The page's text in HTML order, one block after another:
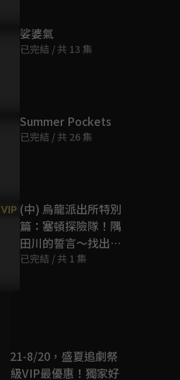
娑婆氣
已完結 / 共 13 集
Summer Pockets
已完結 / 共 26 集
VIP (中) 烏龍派出所特別
篇：塞頓探險隊！隅
田川的誓言～找出記
憶中的白鯨！～
已完結 / 共 1 集
7/21-8/20，盛夏追劇祭
升級VIP最優惠！獨家好